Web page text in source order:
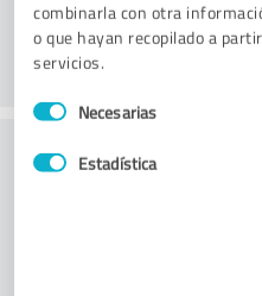
combinarla con otra
o que hayan recopilado a
servicios.
Selección
de
Necesarias
Estadística
Servicio de